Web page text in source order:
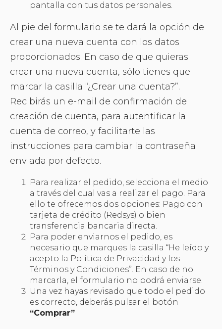
pantalla con tus datos personales.
Al pie del formulario se te dará la opción de
crear una nueva cuenta con los datos
proporcionados. En caso de que quieras
crear una nueva cuenta, sólo tienes que
marcar la casilla “¿Crear una cuenta?”.
Recibirás un e-mail de confirmación de
creación de cuenta, para autentificar la
cuenta de correo, y facilitarte las
instrucciones para cambiar la contraseña
enviada por defecto.
Para realizar el pedido, selecciona el medio
a través del cual vas a realizar el pago. Para
ello te ofrecemos dos opciones: Pago con
tarjeta de crédito (Redsys) o bien
transferencia bancaria directa.
Para poder enviarnos el pedido, es
necesario que marques la casilla “He leído y
acepto la Política de Privacidad y los
Términos y Condiciones”. En caso de no
marcarla, el formulario no podrá enviarse.
Una vez hayas revisado que todo el pedido
es correcto, deberás pulsar el botón
“Comprar”